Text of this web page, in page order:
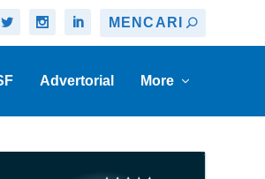
Advertorial More